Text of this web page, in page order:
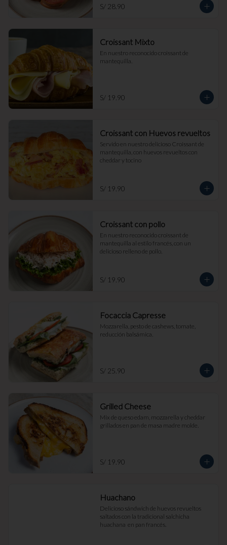
S/ 28.90
Croissant Mixto
En nuestro reconocido croissant de
mantequilla.
S/ 19.90
Croissant con Huevos revueltos
Servido en nuestro delicioso Croissant de
mantequilla, con huevos revueltos con
cheddar y tocino
S/ 19.90
Croissant con pollo
En nuestro reconocido croissant de
mantequilla al estilo francés, con un
delicioso relleno de pollo.
S/ 19.90
Focaccia Capresse
Mozzarella, pesto de cashews, tomate,
reducción balsámica.
S/ 25.90
Grilled Cheese
Mix de queso edam, mozzarella y cheddar
grillados en pan de masa madre molde.
S/ 19.90
Huachano
Delicioso sándwich de huevos revueltos
saltados con la tradicional salchicha
huachana  en pan francés.